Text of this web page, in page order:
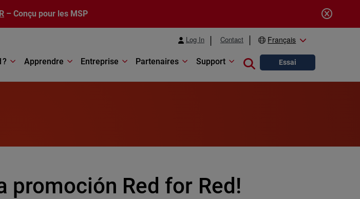
– Conçu pour les MSP
Log In Contact Français
? Apprendre Entreprise Partenaires Support Close search
Essai
promoción Red for Red!